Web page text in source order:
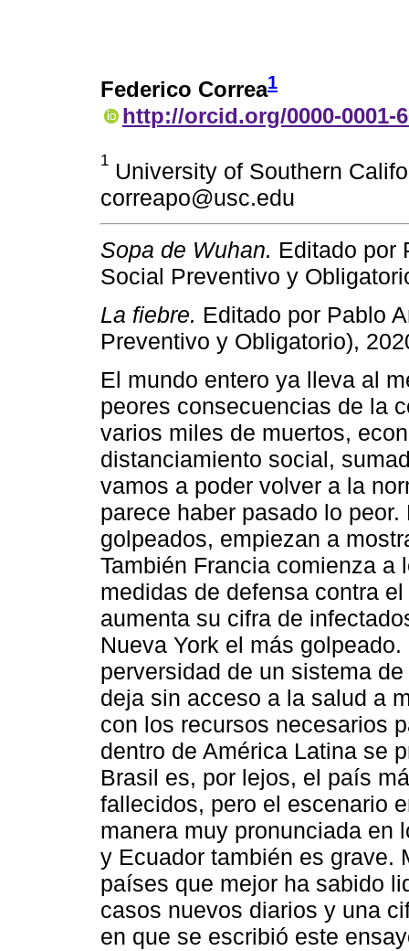
Federico Correa1
http://orcid.org/0000-0001-
1 University of Southern
correapo@usc.edu
Sopa de Wuhan. Editado por
Social Preventivo y
La fiebre. Editado por Pablo
Preventivo y Obligatorio),
El mundo entero ya lleva al
peores consecuencias de la
varios miles de muertos,
distanciamiento social,
vamos a poder volver a la
parece haber pasado lo
golpeados, empiezan a
También Francia comienza
medidas de defensa contra
aumenta su cifra de
Nueva York el más
perversidad de un sistema
deja sin acceso a la salud a
con los recursos necesarios
dentro de América Latina se
Brasil es, por lejos, el país
fallecidos, pero el escenario
manera muy pronunciada en
y Ecuador también es grave.
países que mejor ha sabido
casos nuevos diarios y una
en que se escribió este